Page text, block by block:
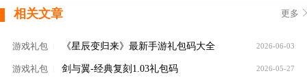
相关文章 更多
游戏礼包 《星辰变归来》最新手游礼包码大全 2026-06-03
游戏礼包 剑与翼-经典复刻1.03礼包码 2026-05-27